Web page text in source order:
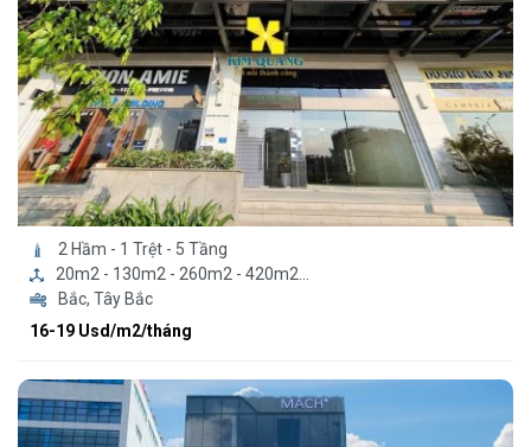
2 Hầm - 1 Trệt - 5 Tầng
20m2 - 130m2 - 260m2 - 420m2...
Bắc, Tây Bắc
16-19 Usd/m2/tháng